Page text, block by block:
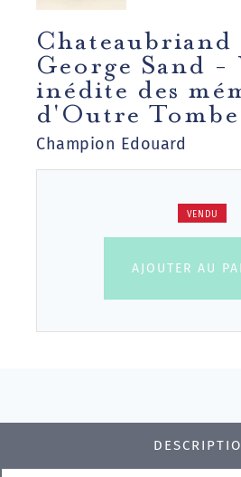
Chateaubriand
George Sand -
inédite des
d'Outre Tombe
Champion Edouard
VENDU
AJOUTER AU